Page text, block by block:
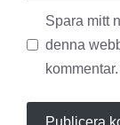
Spara mitt
denna
kommentar.